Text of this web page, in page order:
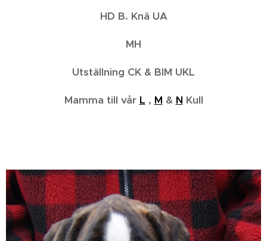
HD B. Knä UA
MH
Utställning CK & BIM UKL
Mamma till vår L , M & N Kull